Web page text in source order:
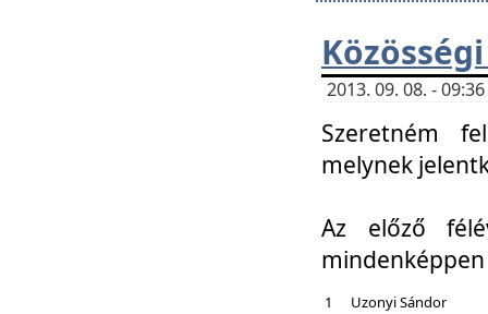
2013. 09. 08. -
Szeretném
melynek
Az előző
1
Uzonyi Sándor